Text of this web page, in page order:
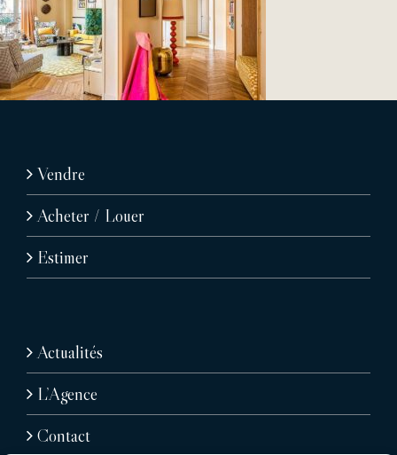
Vendre
Acheter / Louer
Estimer
Actualités
L’Agence
Contact